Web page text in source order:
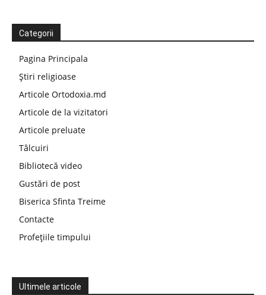
Categorii
Pagina Principala
Știri religioase
Articole Ortodoxia.md
Articole de la vizitatori
Articole preluate
Tâlcuiri
Bibliotecă video
Gustări de post
Biserica Sfinta Treime
Contacte
Profețiile timpului
Ultimele articole